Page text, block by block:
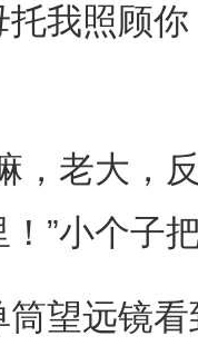
我照顾
老大，反
”小个子
远镜看